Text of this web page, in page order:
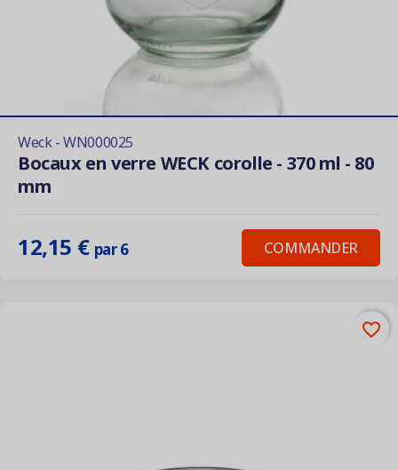
Weck - WN000025
Bocaux en verre WECK corolle - 370 ml - 80
mm
12,15 € par 6 COMMANDER
favorite_border